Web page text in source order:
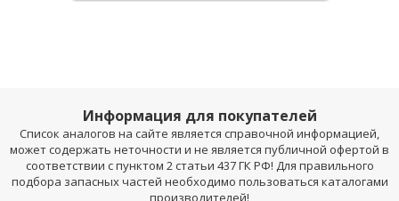
Информация для покупателей
Список аналогов на сайте является справочной информацией,
может содержать неточности и не является публичной офертой в
соответствии с пунктом 2 статьи 437 ГК РФ! Для правильного
подбора запасных частей необходимо пользоваться каталогами
производителей!